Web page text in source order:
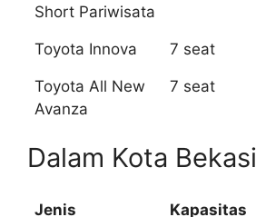
Short Pariwisata
Toyota Innova 7 seat
Toyota All New
Avanza
7 seat
Dalam Kota Bekasi
Jenis Kapasitas